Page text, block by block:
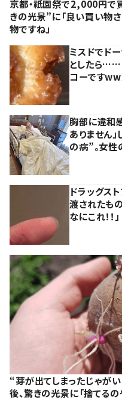
京都・祇園祭で2,000円
きの光景”に「良い買い物さ
物ですね」
ミスドでド
としたら
コーですww
胸部に違和
ありません
の病”。女
ドラッグス
渡されたも
なにこれ！！」
“芽が出てしまったじゃが
後、驚きの光景に「捨てるの